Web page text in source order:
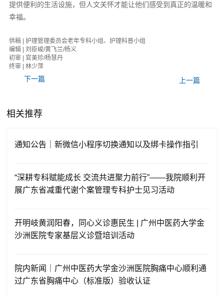
提供便利的生活设施，但人文关怀才能让他们感受到真正的温暖和
幸福。
供稿 | 护理管理委员会老年专科小组、护理科普小组
编辑 | 刘臣峻/黄飞兰/杨义
初审 | 官美珍/杨慧丹
终审 | 林少萍
下一篇 上一篇
相关推荐
通知公告｜新微信小程序切换通知以及绑卡操作指引
“深耕专科赋能成长 交流共进聚力前行”——我院顺利开
展广东省减重代谢个案管理专科护士见习活动
开明岐黄润阳春，同心义诊惠民生 | 广州中医药大学金
沙洲医院专家基层义诊暨培训活动
院内新闻｜广州中医药大学金沙洲医院胸痛中心顺利通
过广东省胸痛中心（标准版）验收认证